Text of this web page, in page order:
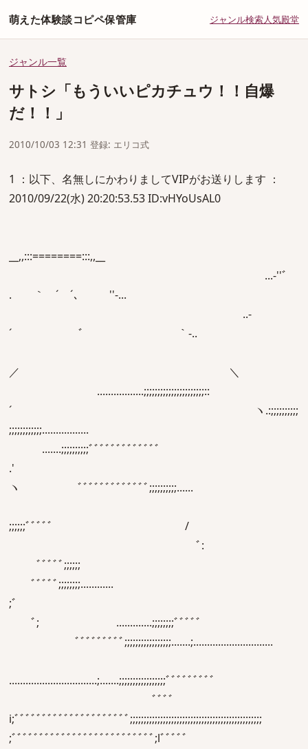
萌えた体験談コピペ保管庫 ジャンル検索人気殿堂
ジャンル一覧
サトシ「もういいピカチュウ！！自爆
だ！！」
2010/10/03 12:31 登録: エリコ式
1 ：以下、名無しにかわりましてVIPがお送りします ：
2010/09/22(水) 20:20:53.53 ID:vHYoUsAL0
__,,:::========:::,,__
...‐''ﾞ
. ｀ ´ ´､ ゝ ''‐...
..‐
´ ﾞ ｀‐..
／ ＼
.................;;;;;;;;;;;;;;;;;;;;;;::
´ ヽ.:;;;;;;;;;;
;;;;;;;;;;;;.................
.......;;;;;;;;;;ﾞﾞﾞﾞﾞﾞﾞﾞﾞﾞﾞﾞﾞ
.'
ヽ ﾞﾞﾞﾞﾞﾞﾞﾞﾞﾞﾞﾞﾞ;;;;;;;;;;......
;;;;;;ﾞﾞﾞﾞﾞ /
ﾞ:
ﾞﾞﾞﾞﾞ;;;;;;
ﾞﾞﾞﾞﾞ;;;;;;;;............
;ﾞ
ﾞ; .............;;;;;;;;ﾞﾞﾞﾞﾞ
ﾞﾞﾞﾞﾞﾞﾞﾞﾞ;;;;;;;;;;;;;;;;;.......;.............................
................................;.......;;;;;;;;;;;;;;;;;ﾞﾞﾞﾞﾞﾞﾞﾞﾞ
ﾞﾞﾞﾞ
i;ﾞﾞﾞﾞﾞﾞﾞﾞﾞﾞﾞﾞﾞﾞﾞﾞﾞﾞﾞﾞﾞ;;;;;;;;;;;;;;;;;;;;;;;;;;;;;;;;;;;;;;;;;;;;;;;;
;ﾞﾞﾞﾞﾞﾞﾞﾞﾞﾞﾞﾞﾞﾞﾞﾞﾞﾞﾞﾞﾞﾞﾞﾞﾞﾞ;lﾞﾞﾞﾞﾞ